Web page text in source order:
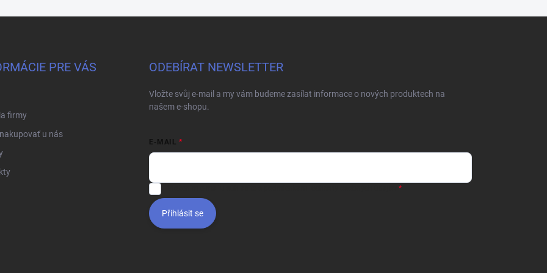
PRE VÁS
firmy
u nás
ODEBÍRAT NEWSLETTER
Vložte svůj e-mail a my vám budeme zasílat informace o nových produktech na
našem e-shopu.
E-MAIL
Přihlásit se